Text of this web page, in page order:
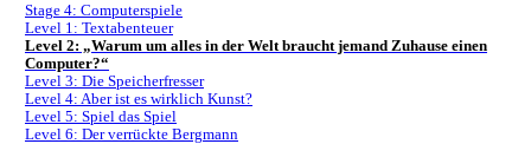
Stage 4: Computerspiele
Level 1: Textabenteuer
Level 2: „Warum um alles in der Welt braucht jemand Zuhause einen
Computer?“
Level 3: Die Speicherfresser
Level 4: Aber ist es wirklich Kunst?
Level 5: Spiel das Spiel
Level 6: Der verrückte Bergmann